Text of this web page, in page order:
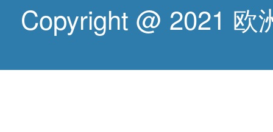
Copyright @ 2021 欧